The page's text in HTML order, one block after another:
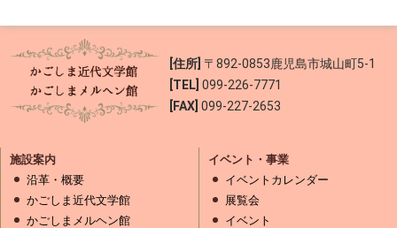
[住所] 〒892-0853鹿児島市城山町5-1
[TEL] 099-226-7771
[FAX] 099-227-2653
施設案内
沿革・概要
かごしま近代文学館
かごしまメルヘン館
イベント・事業
イベントカレンダー
展覧会
イベント